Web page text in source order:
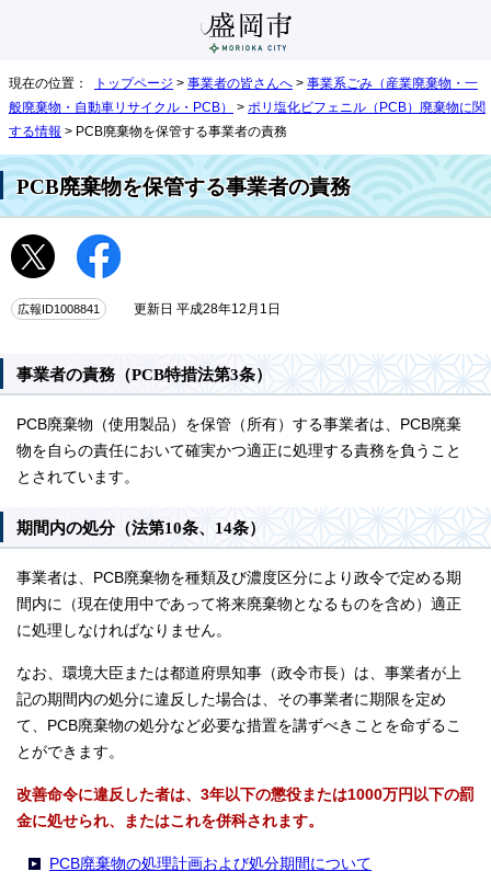
現在の位置： トップページ > 事業者の皆さんへ > 事業系ごみ（産業廃棄物・一
般廃棄物・自動車リサイクル・PCB）
> ポリ塩化ビフェニル（PCB）廃棄物に関
する情報 > PCB廃棄物を保管する事業者の責務
PCB廃棄物を保管する事業者の責務
広報ID1008841 更新日 平成28年12月1日
事業者の責務（PCB特措法第3条）
PCB廃棄物（使用製品）を保管（所有）する事業者は、PCB廃棄
物を自らの責任において確実かつ適正に処理する責務を負うこと
とされています。
期間内の処分（法第10条、14条）
事業者は、PCB廃棄物を種類及び濃度区分により政令で定める期
間内に（現在使用中であって将来廃棄物となるものを含め）適正
に処理しなければなりません。
なお、環境大臣または都道府県知事（政令市長）は、事業者が上
記の期間内の処分に違反した場合は、その事業者に期限を定め
て、PCB廃棄物の処分など必要な措置を講ずべきことを命ずるこ
とができます。
改善命令に違反した者は、3年以下の懲役または1000万円以下の罰
金に処せられ、またはこれを併科されます。
PCB廃棄物の処理計画および処分期間について